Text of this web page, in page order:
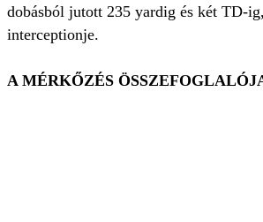
dobásból jutott 235 yardig és két TD-
interceptionje.
A MÉRKŐZÉS